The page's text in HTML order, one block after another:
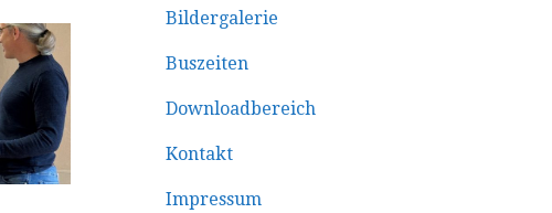
Bildergalerie
Buszeiten
Downloadbereich
Kontakt
Impressum